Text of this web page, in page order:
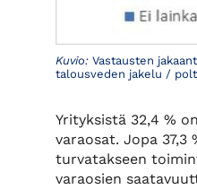
Kuvio: Vastausten
talousveden jakelu /
Yrityksistä 32,4 %
varaosat. Jopa
turvatakseen
varaosien